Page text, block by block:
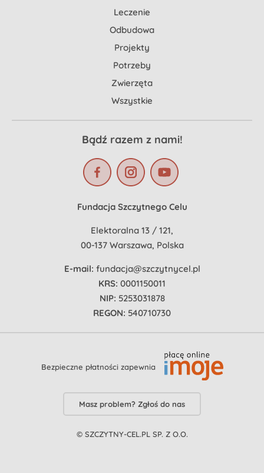
Leczenie
Odbudowa
Projekty
Potrzeby
Zwierzęta
Wszystkie
Bądź razem z nami!
Fundacja Szczytnego Celu
Elektoralna 13 / 121,
00-137 Warszawa, Polska
E-mail: fundacja@szczytnycel.pl
KRS: 0001150011
NIP: 5253031878
REGON: 540710730
Bezpieczne płatności zapewnia
Masz problem? Zgłoś do nas
© SZCZYTNY-CEL.PL SP. Z O.O.